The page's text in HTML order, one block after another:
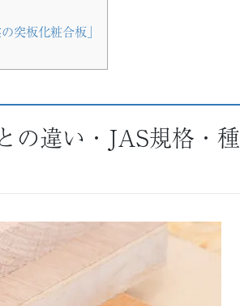
突板化粧合板」
の違い・JAS規格・種